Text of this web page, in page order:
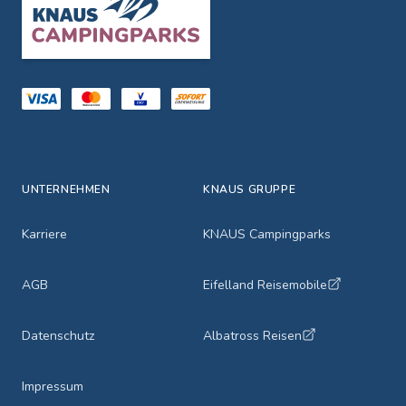
UNTERNEHMEN
Karriere
AGB
Datenschutz
Impressum
KNAUS GRUPPE
KNAUS Campingparks
Eifelland Reisemobile
Albatross Reisen